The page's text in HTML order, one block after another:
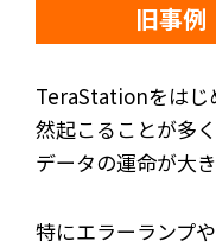
旧事例
TeraStationをはじ
然起こることが多
データの運命が大
特にエラーランプ